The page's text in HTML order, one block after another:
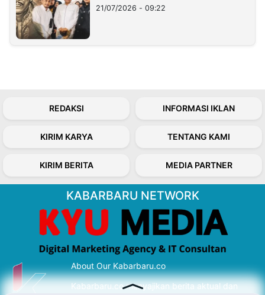
21/07/2026 - 09:22
REDAKSI INFORMASI IKLAN
KIRIM KARYA TENTANG KAMI
KIRIM BERITA MEDIA PARTNER
KABARBARU NETWORK
About Our Kabarbaru.co
Kabarbaru.co menyajikan berita aktual dan